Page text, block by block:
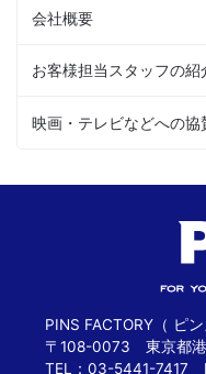
会社概要
お客様担当スタッフの紹
映画・テレビなどへの協
PINS FACTORY（ ピ
〒108-0073 東京都港
TEL：03-5441-7417